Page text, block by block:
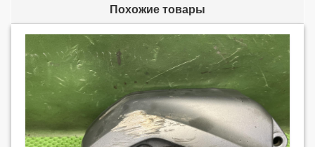
Похожие товары